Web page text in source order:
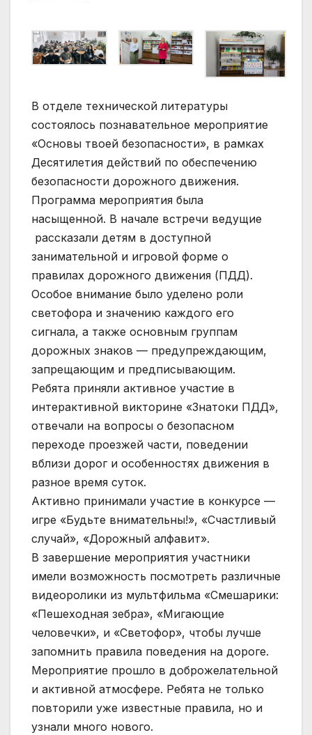
В отделе технической литературы
состоялось познавательное мероприятие
«Основы твоей безопасности», в рамках
Десятилетия действий по обеспечению
безопасности дорожного движения.
Программа мероприятия была
насыщенной. В начале встречи ведущие
рассказали детям в доступной
занимательной и игровой форме о
правилах дорожного движения (ПДД).
Особое внимание было уделено роли
светофора и значению каждого его
сигнала, а также основным группам
дорожных знаков — предупреждающим,
запрещающим и предписывающим.
Ребята приняли активное участие в
интерактивной викторине «Знатоки ПДД»,
отвечали на вопросы о безопасном
переходе проезжей части, поведении
вблизи дорог и особенностях движения в
разное время суток.
Активно принимали участие в конкурсе —
игре «Будьте внимательны!», «Счастливый
случай», «Дорожный алфавит».
В завершение мероприятия участники
имели возможность посмотреть различные
видеоролики из мультфильма «Смешарики:
«Пешеходная зебра», «Мигающие
человечки», и «Светофор», чтобы лучше
запомнить правила поведения на дороге.
Мероприятие прошло в доброжелательной
и активной атмосфере. Ребята не только
повторили уже известные правила, но и
узнали много нового.